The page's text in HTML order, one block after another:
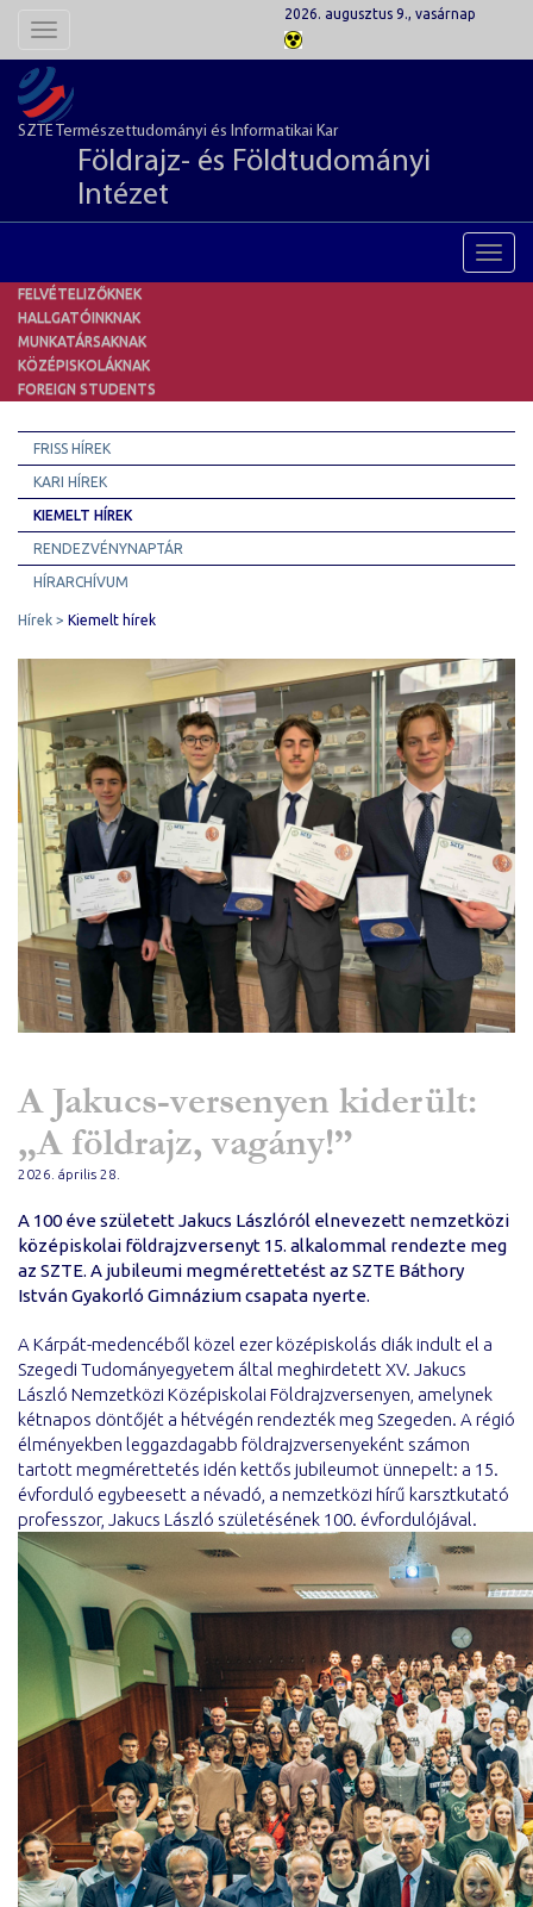
Toggle
2026. augusztus 9., vasárnap
SZTE Természettudományi és Informatikai Kar
Földrajz- és Földtudományi
Intézet
FELVÉTELIZŐKNEK
HALLGATÓINKNAK
MUNKATÁRSAKNAK
KÖZÉPISKOLÁKNAK
FOREIGN STUDENTS
FRISS HÍREK
KARI HÍREK
KIEMELT HÍREK
RENDEZVÉNYNAPTÁR
HÍRARCHÍVUM
Hírek Kiemelt hírek
A Jakucs-versenyen kiderült:
„A földrajz, vagány!”
2026. április 28.
A 100 éve született Jakucs Lászlóról elnevezett nemzetközi
középiskolai földrajzversenyt 15. alkalommal rendezte meg
az SZTE. A jubileumi megmérettetést az SZTE Báthory
István Gyakorló Gimnázium csapata nyerte.
A Kárpát-medencéből közel ezer középiskolás diák indult el a
Szegedi Tudományegyetem által meghirdetett XV. Jakucs
László Nemzetközi Középiskolai Földrajzversenyen, amelynek
kétnapos döntőjét a hétvégén rendezték meg Szegeden. A régió
élményekben leggazdagabb földrajzversenyeként számon
tartott megmérettetés idén kettős jubileumot ünnepelt: a 15.
évforduló egybeesett a névadó, a nemzetközi hírű karsztkutató
professzor, Jakucs László születésének 100. évfordulójával.